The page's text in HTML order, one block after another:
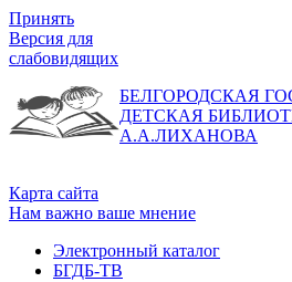
Принять
Версия для
слабовидящих
БЕЛГОРОДСКАЯ
ДЕТСКАЯ
А.А.ЛИХАНОВА
Карта сайта
Нам важно ваше мнение
Электронный каталог
БГДБ-ТВ